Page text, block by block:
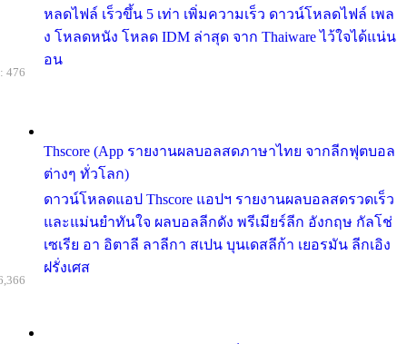
หลดไฟล์ เร็วขึ้น 5 เท่า เพิ่มความเร็ว ดาวน์โหลดไฟล์ เพล
ง โหลดหนัง โหลด IDM ล่าสุด จาก Thaiware ไว้ใจได้แน่น
อน
Thscore (App รายงานผลบอลสดภาษาไทย จากลีกฟุตบอล
ต่างๆ ทั่วโลก)
ดาวน์โหลดแอป Thscore แอปฯ รายงานผลบอลสดรวดเร็ว
และแม่นยำทันใจ ผลบอลลีกดัง พรีเมียร์ลีก อังกฤษ กัลโช่
เซเรีย อา อิตาลี ลาลีกา สเปน บุนเดสลีก้า เยอรมัน ลีกเอิง
ฝรั่งเศส
476